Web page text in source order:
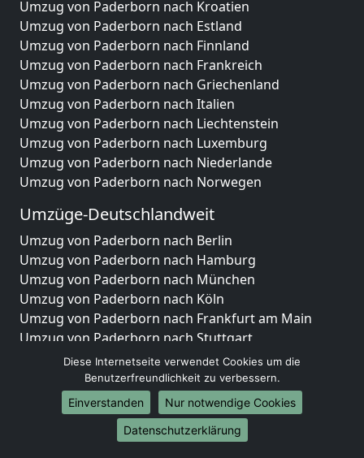
Umzug von Paderborn nach Kroatien
Umzug von Paderborn nach Estland
Umzug von Paderborn nach Finnland
Umzug von Paderborn nach Frankreich
Umzug von Paderborn nach Griechenland
Umzug von Paderborn nach Italien
Umzug von Paderborn nach Liechtenstein
Umzug von Paderborn nach Luxemburg
Umzug von Paderborn nach Niederlande
Umzug von Paderborn nach Norwegen
Umzüge-Deutschlandweit
Umzug von Paderborn nach Berlin
Umzug von Paderborn nach Hamburg
Umzug von Paderborn nach München
Umzug von Paderborn nach Köln
Umzug von Paderborn nach Frankfurt am Main
Umzug von Paderborn nach Stuttgart
Umzug von Paderborn nach Düsseldorf
Umzug von Paderborn nach Leipzig
Umzug von Paderborn nach Dortmund
Umzug von Paderborn nach Essen
Umzug von Paderborn nach Bremen
Diese Internetseite verwendet Cookies um die
Benutzerfreundlichkeit zu verbessern.
Einverstanden
Nur notwendige Cookies
Datenschutzerklärung